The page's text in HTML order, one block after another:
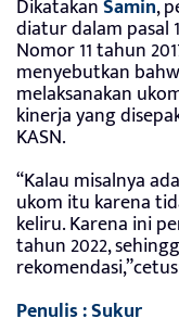
DikatakanSamin,
diatur dalam pasal
Nomor 11 tahun
menyebutkan
melaksanakan
kinerja yang
KASN.
“Kalau misalnya
ukom itu karena
keliru. Karena ini
tahun 2022,
Penulis : Sukur